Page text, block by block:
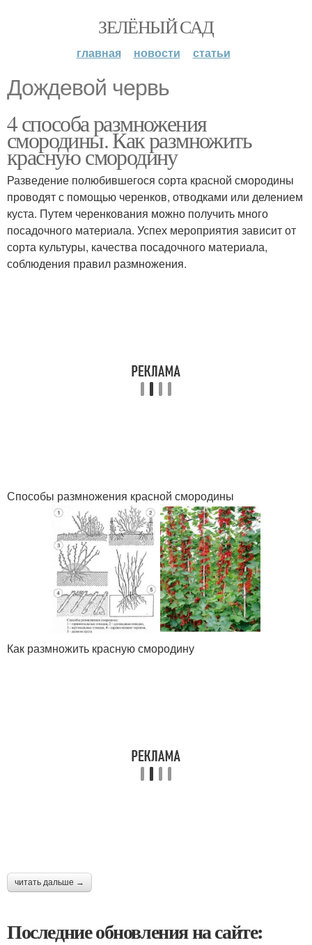
ЗЕЛЁНЫЙ САД
главная новости статьи
Дождевой червь
4 способа размножения
смородины. Как размножить
красную смородину
Разведение полюбившегося сорта красной смородины
проводят с помощью черенков, отводками или делением
куста. Путем черенкования можно получить много
посадочного материала. Успех мероприятия зависит от
сорта культуры, качества посадочного материала,
соблюдения правил размножения.
Способы размножения красной смородины
Как размножить красную смородину
читать дальше →
Последние обновления на сайте: